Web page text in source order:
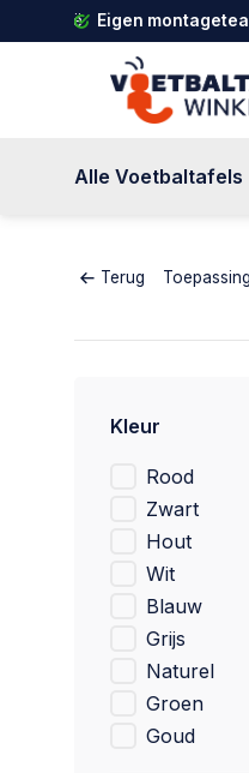
en België Eigen
Alle Voetbaltafels
Terug Toepassing
Kleur
Rood
Zwart
Hout
Wit
Blauw
Grijs
Naturel
Groen
Goud